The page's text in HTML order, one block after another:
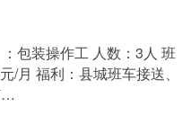
包装操作工 人数：3人 班
/月 福利：县城班车接送、
…